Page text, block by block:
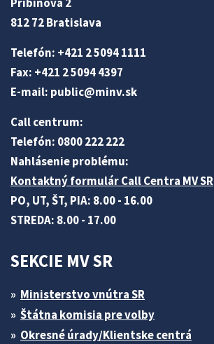
812 72 Bratislava
Telefón: +421 2 5094 1111
Fax: +421 2 5094 4397
E-mail: public@minv.sk
Call centrum:
Telefón: 0800 222 222
Nahlásenie problému:
Kontaktný formulár Call Centra MV SR
PO, UT, ŠT, PIA: 8.00 - 16.00
STREDA: 8.00 - 17.00
SEKCIE MV SR
Ministerstvo vnútra SR
Štátna komisia pre volby
Okresné úrady/Klientske centrá